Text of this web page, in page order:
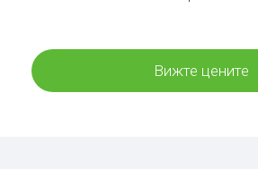
Вижте цените